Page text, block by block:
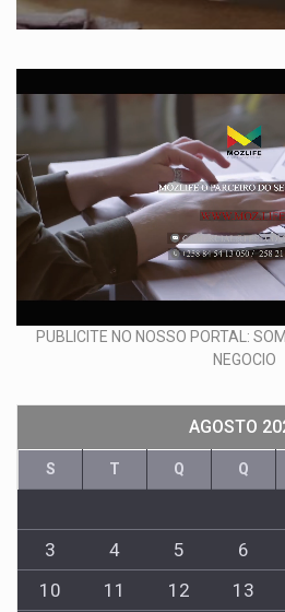
PUBLICITE NO NOSSO PORTAL:
NEGOCIO
AGOSTO
S T Q Q
3
4 5 6
10
11 12 13